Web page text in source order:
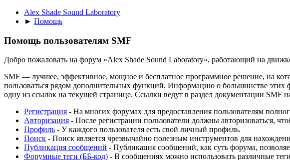
Alex Shade Sound Laboratory
► Помощь
Помощь пользователям SMF
Добро пожаловать на форум «Alex Shade Sound Laboratory», работающий на
SMF — лучшее, эффективное, мощное и бесплатное программное решение, на
пользоваться рядом дополнительных функций. Информацию о большинстве
одну из ссылок на текущей странице. Ссылки ведут в раздел документации SMF
Регистрация - На многих форумах для предоставления пользователям
Авторизация - После регистрации пользователи должны авторизоваться,
Профиль - У каждого пользователя есть свой личный профиль.
Поиск - Поиск является чрезвычайно полезным инструментов для
Публикация сообщений - Публикация сообщений, как суть форума,
Форумные теги (ББ-код) - В сообщениях можно использовать различные